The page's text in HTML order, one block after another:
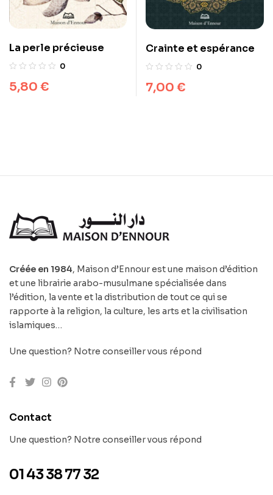
La perle précieuse
0
5,80 €
Crainte et espérance
0
7,00 €
Créée en 1984, Maison d’Ennour est une maison d’édition
et une librairie arabo-musulmane spécialisée dans
l’édition, la vente et la distribution de tout ce qui se
rapporte à la religion, la culture, les arts et la civilisation
islamiques…
Une question? Notre conseiller vous répond
Contact
Une question? Notre conseiller vous répond
01 43 38 77 32